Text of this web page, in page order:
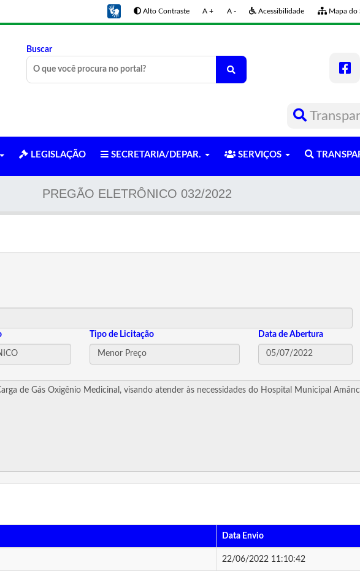
Alto Contraste A + A - Acessibilidade Mapa do
Buscar
LEGISLAÇÃO SECRETARIA/DEPAR. SERVIÇOS
PREGÃO ELETRÔNICO 032/2022
Tipo de Licitação Data de Abertura
Data Envio
22/06/2022 11:10:42